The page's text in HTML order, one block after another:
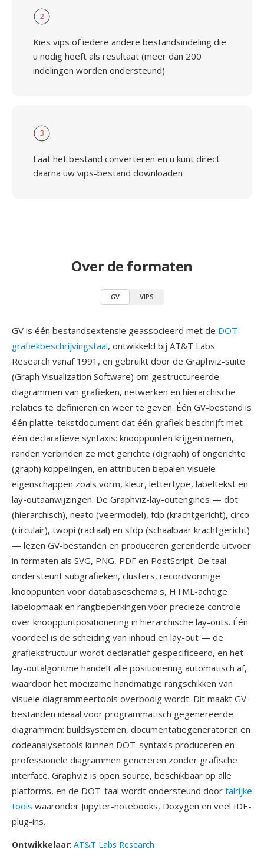
2
Kies vips of iedere andere bestandsindeling die
u nodig heeft als resultaat (meer dan 200
indelingen worden ondersteund)
3
Laat het bestand converteren en u kunt direct
daarna uw vips-bestand downloaden
Over de formaten
GV VIPS
GV is één bestandsextensie geassocieerd met de DOT-
grafiekbeschrijvingstaal, ontwikkeld bij AT&T Labs
Research vanaf 1991, en gebruikt door de Graphviz-suite
(Graph Visualization Software) om gestructureerde
diagrammen van grafieken, netwerken en hierarchische
relaties te definieren en weer te geven. Één GV-bestand is
één platte-tekstdocument dat één grafiek beschrijft met
één declaratieve syntaxis: knooppunten krijgen namen,
randen verbinden ze met gerichte (digraph) of ongerichte
(graph) koppelingen, en attributen bepalen visuele
eigenschappen zoals vorm, kleur, lettertype, labeltekst en
lay-outaanwijzingen. De Graphviz-lay-outengines — dot
(hierarchisch), neato (veermodel), fdp (krachtgericht), circo
(circulair), twopi (radiaal) en sfdp (schaalbaar krachtgericht)
— lezen GV-bestanden en produceren gerenderde uitvoer
in formaten als SVG, PNG, PDF en PostScript. De taal
ondersteunt subgrafieken, clusters, recordvormige
knooppunten voor databaseschema's, HTML-achtige
labelopmaak en rangbeperkingen voor precieze controle
over knooppuntpositionering in hierarchische lay-outs. Één
voordeel is de scheiding van inhoud en lay-out — de
grafiekstructuur wordt declaratief gespecificeerd, en het
lay-outalgoritme handelt alle positionering automatisch af,
waardoor het moeizame handmatige rangschikken van
visuele diagrammeertools overbodig wordt. Dit maakt GV-
bestanden ideaal voor programmatisch gegenereerde
diagrammen: buildsystemen, documentatiegeneratoren en
codeanalysetools kunnen DOT-syntaxis produceren en
professionele diagrammen genereren zonder grafische
interface. Graphviz is open source, beschikbaar op alle
platforms, en de DOT-taal wordt ondersteund door talrijke
tools waaronder Jupyter-notebooks, Doxygen en veel IDE-
plug-ins.
Ontwikkelaar: AT&T Labs Research